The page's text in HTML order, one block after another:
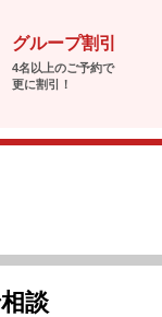
グループ割引
4名以上のご予約で
更に割引！
談